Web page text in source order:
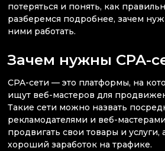
потеряться и понять, как
разберемся подробнее, зачем
ними работать.
Зачем нужны CPA-
CPA-сети — это платформы, на
ищут веб-мастеров для
Такие сети можно назвать
рекламодателями и веб-
продвигать свои товары и
хороший заработок на трафике.